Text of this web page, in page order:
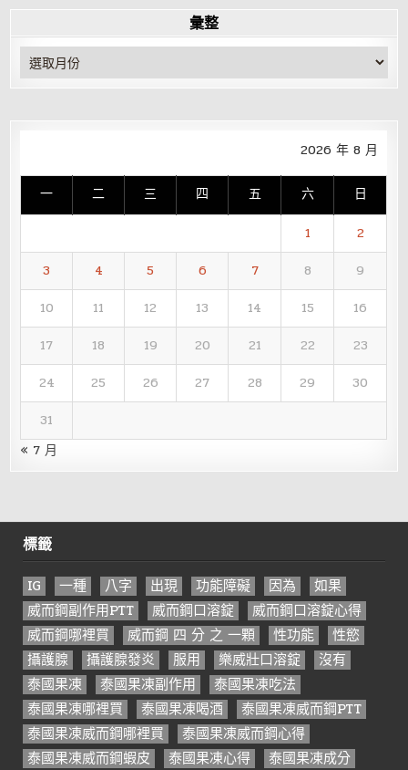
彙整
彙
整
2026 年 8 月
一 二 三 四 五 六 日
1
2
3
4 5 6 7 8
9
10
11 12 13 14 15
16
17
18 19 20 21 22
23
24
25 26 27 28 29
30
31
« 7 月
標籤
IG 一種 八字 出現 功能障礙 因為
如果
威而鋼副作用PTT
威而鋼口溶錠
威而鋼口溶錠心得
威而鋼哪裡買
威而鋼 四 分 之 一顆 性功能
性慾
攝護腺
攝護腺發炎 服用 樂威壯口溶錠
沒有
泰國果凍
泰國果凍副作用
泰國果凍吃法
泰國果凍哪裡買
泰國果凍喝酒
泰國果凍威而鋼PTT
泰國果凍威而鋼哪裡買
泰國果凍威而鋼心得
泰國果凍威而鋼蝦皮
泰國果凍心得
泰國果凍成分